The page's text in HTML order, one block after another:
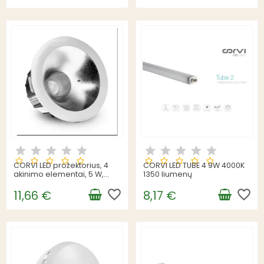
CORVI LED prožektorius, 4
akinimo elementai, 5 W,
11,66 € favorite_border
CORVI LED TUBE 4 9W 4000K
1350 liumenų
8,17 € favorite_border